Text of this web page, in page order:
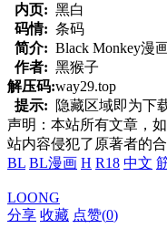
内页: 黑白
码情: 条码
简介: Black Monkey漫
作者: 黑猴子
解压码:way29.top
提示:
隐藏区域即为下
声明：本站所有文章，
站内容侵犯了原著者的
BL BL漫画 H R18 中文
LOONG
分享 收藏 点赞(0)